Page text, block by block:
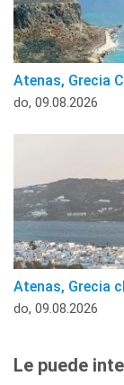
Atenas, Grecia
do, 09.08.2026
Atenas, Grecia
do, 09.08.2026
Le puede